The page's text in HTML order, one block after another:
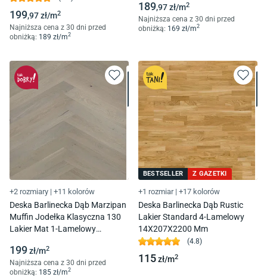
199,97zł/m2
Najniższa cena z 30 dni przed
obniżką: 189 zł/m2
189,97zł/m2
Najniższa cena z 30 dni przed
obniżką: 169 zł/m2
+2 rozmiary | +11 kolorów
Deska Barlinecka Dąb Marzipan
Muffin Jodełka Klasyczna 130
Lakier Mat 1-Lamelowy
199zł/m2
Najniższa cena z 30 dni przed
obniżką: 185 zł/m2
BESTSELLER Z GAZETKI
+1 rozmiar | +17 kolorów
Deska Barlinecka Dąb Rustic
Lakier Standard 4-Lamelowy
14X207X2200 Mm
(4.8)
115zł/m2